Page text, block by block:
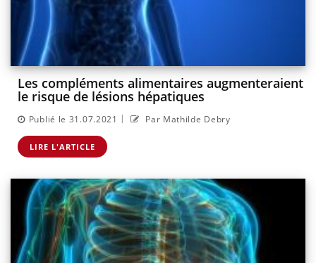
Les compléments alimentaires augmenteraient
le risque de lésions hépatiques
Publié le 31.07.2021 | Par Mathilde Debry
LIRE L'ARTICLE